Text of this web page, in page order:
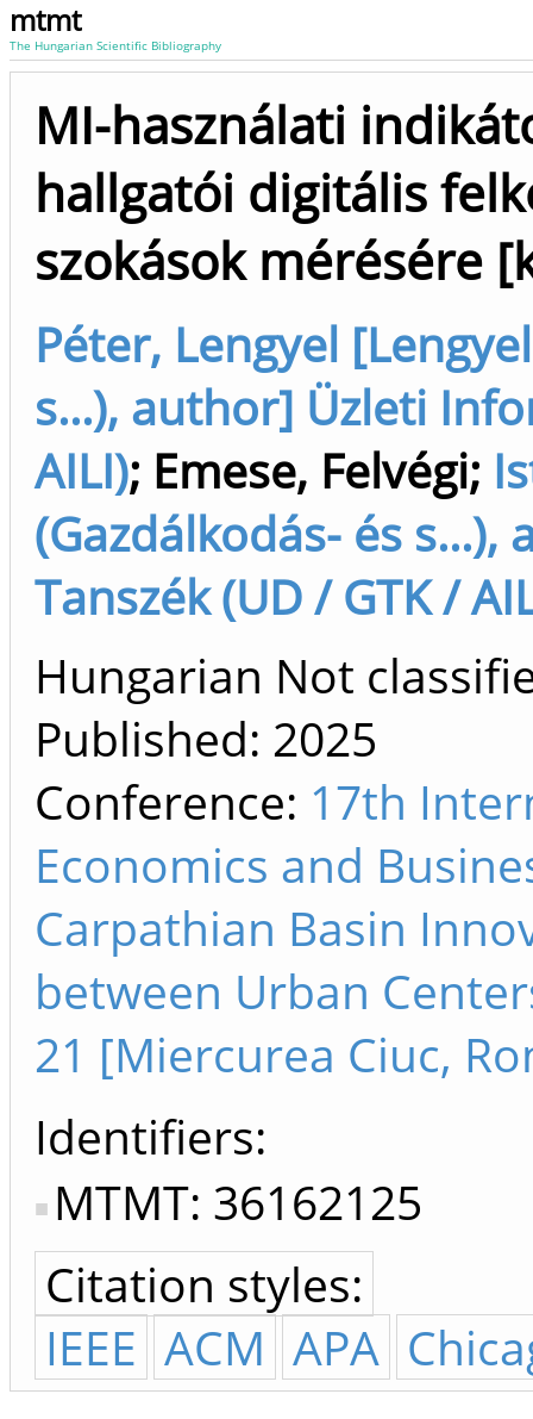
mtmt
The Hungarian Scientific Bibliography
MI-használati
hallgatói digitális
szokások mérésére
Péter, Lengyel
s...), author] Üzleti
AILI); Emese, Felvégi;
(Gazdálkodás- és
Tanszék (UD / GTK /
Hungarian Not
Published: 2025
Conference: 17th
Economics and
Carpathian Basin
between Urban
21 [Miercurea Ciuc,
Identifiers
MTMT: 36162125
Citation styles:
IEEE ACM APA